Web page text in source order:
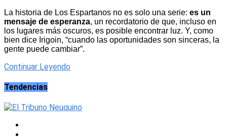
La historia de Los Espartanos no es solo una serie: es un
mensaje de esperanza, un recordatorio de que, incluso en
los lugares más oscuros, es posible encontrar luz. Y, como
bien dice Irigoin, “cuando las oportunidades son sinceras, la
gente puede cambiar”.
Continuar Leyendo
Tendencias